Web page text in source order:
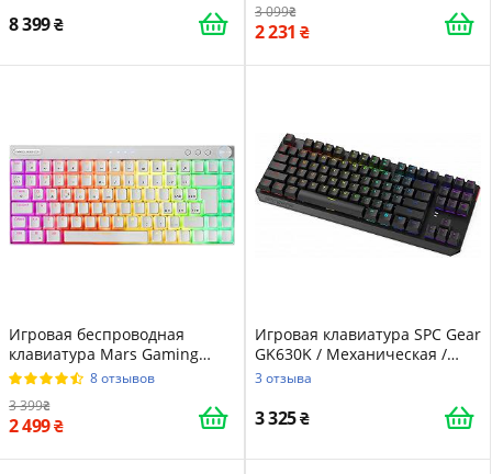
8 399
3 099
2 231
Игровая беспроводная
клавиатура Mars Gaming
MKCLOUD / Outemu Brown
/ White
8 отзывов
3 399
2 499
Игровая клавиатура SPC Gear
GK630K / Механическая /
Kailh Red Switch / RGB
3 отзыва
3 325